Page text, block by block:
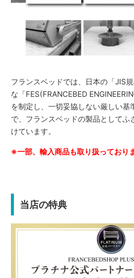
フランスベッドでは、日本の「JIS
な「FES(FRANCEBED
を制定し、一切妥協しない厳しい基
で、フランスベッドの製品としてふ
けています。
※一部、輸入商品も取り扱っており
当店の特典